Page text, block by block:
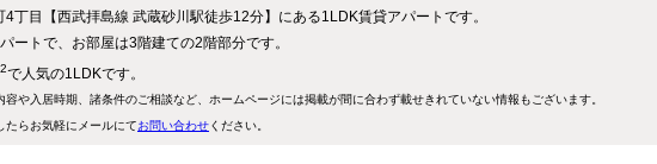
丁目【西武拝島線 武蔵砂川駅徒歩12分】にある1LDK賃貸アパートです。
ートで、お部屋は3階建ての2階部分です。
2で人気の1LDKです。
や入居時期、諸条件のご相談など、ホームページには掲載が間に合わず載せきれていない情報もございます。
たらお気軽にメールにてお問い合わせください。